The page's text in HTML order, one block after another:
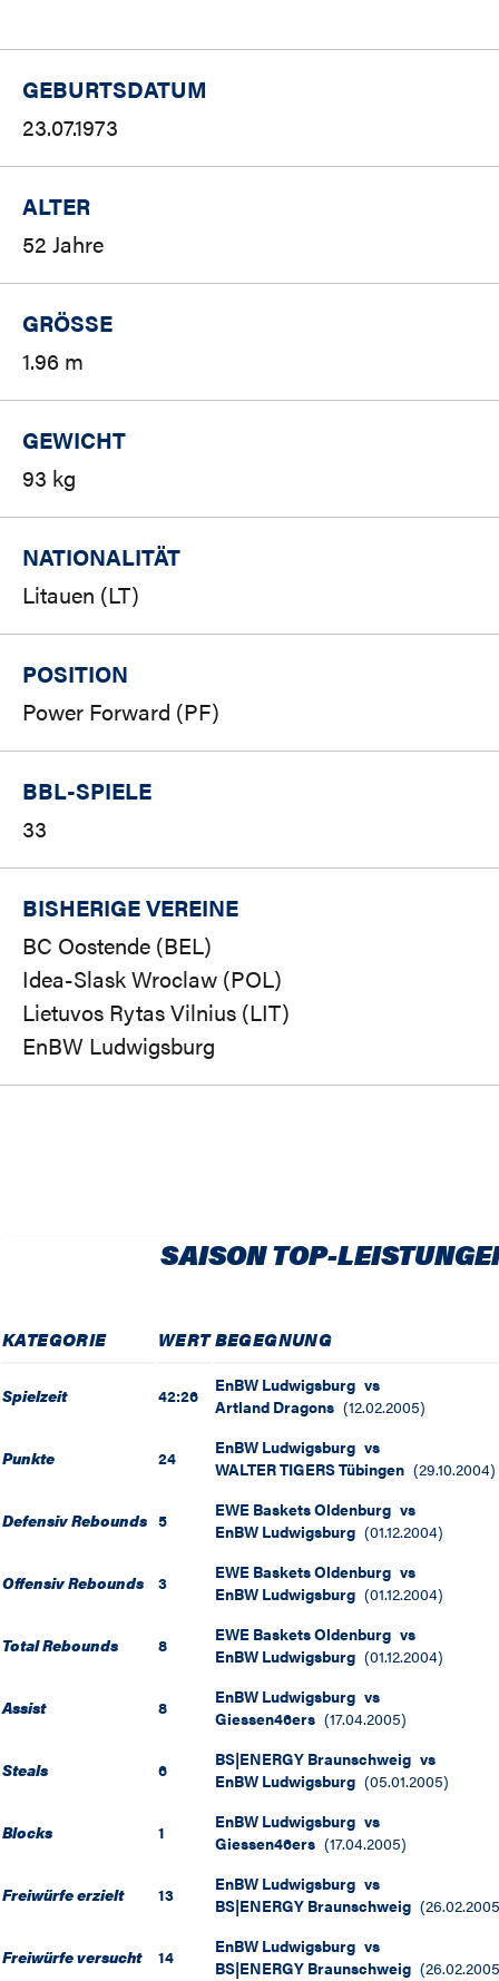
GEBURTSDATUM
23.07.1973
ALTER
52 Jahre
GRÖSSE
1.96 m
GEWICHT
93 kg
NATIONALITÄT
Litauen (LT)
POSITION
Power Forward (PF)
BBL-SPIELE
33
BISHERIGE VEREINE
BC Oostende (BEL)
Idea-Slask Wroclaw (POL)
Lietuvos Rytas Vilnius (LIT)
EnBW Ludwigsburg
SAISON TOP-
KATEGORIE WERTBEGEGNUNG
Spielzeit 42:26 EnBW Ludwigsburg vs
Artland Dragons (12.02.2005)
Punkte 24 EnBW Ludwigsburg vs
WALTER TIGERS Tübingen (29.10.2004)
Defensiv Rebounds 5 EWE Baskets Oldenburg vs
EnBW Ludwigsburg (01.12.2004)
Offensiv Rebounds 3 EWE Baskets Oldenburg vs
EnBW Ludwigsburg (01.12.2004)
Total Rebounds 8 EWE Baskets Oldenburg vs
EnBW Ludwigsburg (01.12.2004)
Assist 8 EnBW Ludwigsburg vs
Giessen46ers (17.04.2005)
Steals 6 BS|ENERGY Braunschweig vs
EnBW Ludwigsburg (05.01.2005)
Blocks 1 EnBW Ludwigsburg vs
Giessen46ers (17.04.2005)
Freiwürfe erzielt 13 EnBW Ludwigsburg vs
BS|ENERGY Braunschweig (26.02.2005
Freiwürfe versucht 14 EnBW Ludwigsburg vs
BS|ENERGY Braunschweig (26.02.2005